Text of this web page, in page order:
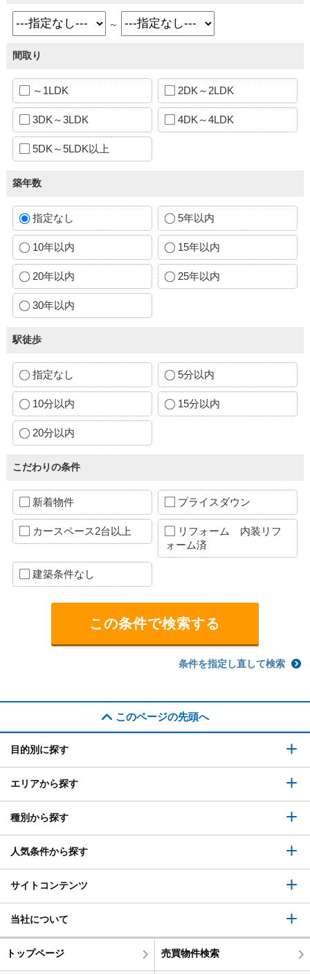
～
間取り
～1LDK 2DK～2LDK
3DK～3LDK 4DK～4LDK
5DK～5LDK以上
築年数
指定なし 5年以内
10年以内 15年以内
20年以内 25年以内
30年以内
駅徒歩
指定なし 5分以内
10分以内 15分以内
20分以内
こだわりの条件
新着物件 プライスダウン
カースペース2台以上
リフォーム 内装リフ
ォーム済
建築条件なし
条件を指定し直して検索
このページの先頭へ
目的別に探す
エリアから探す
種別から探す
人気条件から探す
サイトコンテンツ
当社について
トップページ 売買物件検索